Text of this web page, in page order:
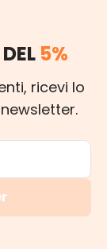
5%
ricevi lo